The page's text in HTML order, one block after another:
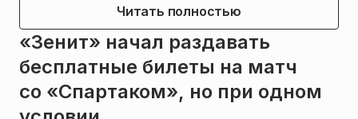
Читать полностью
«Зенит» начал раздавать
бесплатные билеты на матч
со «Спартаком», но при одном